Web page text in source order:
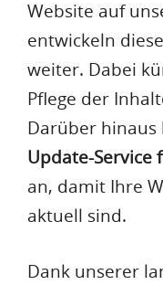
Website auf
entwickeln
weiter. Dabei
Pflege der
Darüber
Update-Service
an, damit Ihre
aktuell sind.
Dank unserer